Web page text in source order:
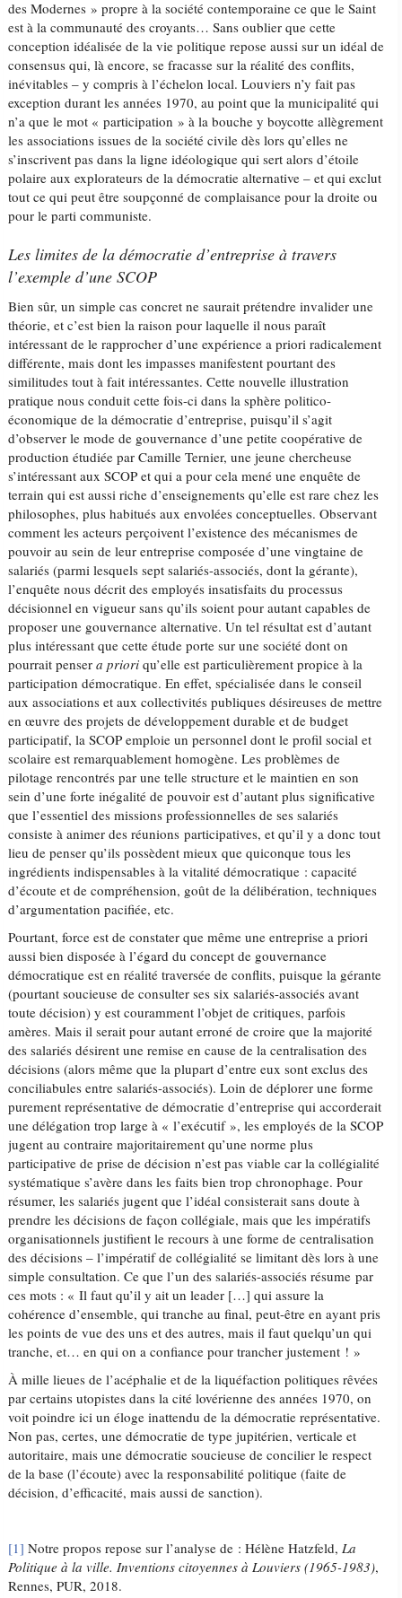
des Modernes » propre à la société contemporaine ce que le Saint
est à la communauté des croyants… Sans oublier que cette
conception idéalisée de la vie politique repose aussi sur un idéal de
consensus qui, là encore, se fracasse sur la réalité des conflits,
inévitables – y compris à l’échelon local. Louviers n’y fait pas
exception durant les années 1970, au point que la municipalité qui
n’a que le mot « participation » à la bouche y boycotte allègrement
les associations issues de la société civile dès lors qu’elles ne
s’inscrivent pas dans la ligne idéologique qui sert alors d’étoile
polaire aux explorateurs de la démocratie alternative – et qui exclut
tout ce qui peut être soupçonné de complaisance pour la droite ou
pour le parti communiste.
Les limites de la démocratie d’entreprise à travers
l’exemple d’une SCOP
Bien sûr, un simple cas concret ne saurait prétendre invalider une
théorie, et c’est bien la raison pour laquelle il nous paraît
intéressant de le rapprocher d’une expérience a priori radicalement
différente, mais dont les impasses manifestent pourtant des
similitudes tout à fait intéressantes. Cette nouvelle illustration
pratique nous conduit cette fois-ci dans la sphère politico-
économique de la démocratie d’entreprise, puisqu’il s’agit
d’observer le mode de gouvernance d’une petite coopérative de
production étudiée par Camille Ternier, une jeune chercheuse
s’intéressant aux SCOP et qui a pour cela mené une enquête de
terrain qui est aussi riche d’enseignements qu’elle est rare chez les
philosophes, plus habitués aux envolées conceptuelles. Observant
comment les acteurs perçoivent l’existence des mécanismes de
pouvoir au sein de leur entreprise composée d’une vingtaine de
salariés (parmi lesquels sept salariés-associés, dont la gérante),
l’enquête nous décrit des employés insatisfaits du processus
décisionnel en vigueur sans qu’ils soient pour autant capables de
proposer une gouvernance alternative. Un tel résultat est d’autant
plus intéressant que cette étude porte sur une société dont on
pourrait pensera priori qu’elle est particulièrement propice à la
participation démocratique. En effet, spécialisée dans le conseil
aux associations et aux collectivités publiques désireuses de mettre
en œuvre des projets de développement durable et de budget
participatif, la SCOP emploie un personnel dont le profil social et
scolaire est remarquablement homogène. Les problèmes de
pilotage rencontrés par une telle structure et le maintien en son
sein d’une forte inégalité de pouvoir est d’autant plus significative
que l’essentiel des missions professionnelles de ses salariés
consiste à animer des réunions participatives, et qu’il y a donc tout
lieu de penser qu’ils possèdent mieux que quiconque tous les
ingrédients indispensables à la vitalité démocratique : capacité
d’écoute et de compréhension, goût de la délibération, techniques
d’argumentation pacifiée, etc.
Pourtant, force est de constater que même une entreprise a priori
aussi bien disposée à l’égard du concept de gouvernance
démocratique est en réalité traversée de conflits, puisque la gérante
(pourtant soucieuse de consulter ses six salariés-associés avant
toute décision) y est couramment l’objet de critiques, parfois
amères. Mais il serait pour autant erroné de croire que la majorité
des salariés désirent une remise en cause de la centralisation des
décisions (alors même que la plupart d’entre eux sont exclus des
conciliabules entre salariés-associés). Loin de déplorer une forme
purement représentative de démocratie d’entreprise qui accorderait
une délégation trop large à « l’exécutif », les employés de la SCOP
jugent au contraire majoritairement qu’une norme plus
participative de prise de décision n’est pas viable car la collégialité
systématique s’avère dans les faits bien trop chronophage. Pour
résumer, les salariés jugent que l’idéal consisterait sans doute à
prendre les décisions de façon collégiale, mais que les impératifs
organisationnels justifient le recours à une forme de centralisation
des décisions – l’impératif de collégialité se limitant dès lors à une
simple consultation. Ce que l’un des salariés-associés résume par
ces mots : « Il faut qu’il y ait un leader […] qui assure la
cohérence d’ensemble, qui tranche au final, peut-être en ayant pris
les points de vue des uns et des autres, mais il faut quelqu’un qui
tranche, et… en qui on a confiance pour trancher justement ! »
À mille lieues de l’acéphalie et de la liquéfaction politiques rêvées
par certains utopistes dans la cité lovérienne des années 1970, on
voit poindre ici un éloge inattendu de la démocratie représentative.
Non pas, certes, une démocratie de type jupitérien, verticale et
autoritaire, mais une démocratie soucieuse de concilier le respect
de la base (l’écoute) avec la responsabilité politique (faite de
décision, d’efficacité, mais aussi de sanction).
[1] Notre propos repose sur l’analyse de : Hélène Hatzfeld,La
Politique à la ville. Inventions citoyennes à Louviers (1965-1983),
Rennes, PUR, 2018.